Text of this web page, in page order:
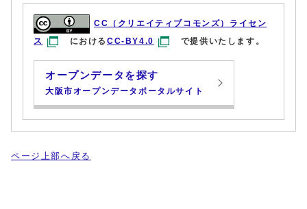
CC（クリエイティブコモンズ）ライセン
ス
におけるCC-BY4.0 で提供いたします。
オープンデータを探す
大阪市オープンデータポータルサイト
ページ上部へ戻る